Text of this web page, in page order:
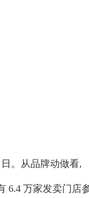
。从品牌动做看,
万家发卖门店